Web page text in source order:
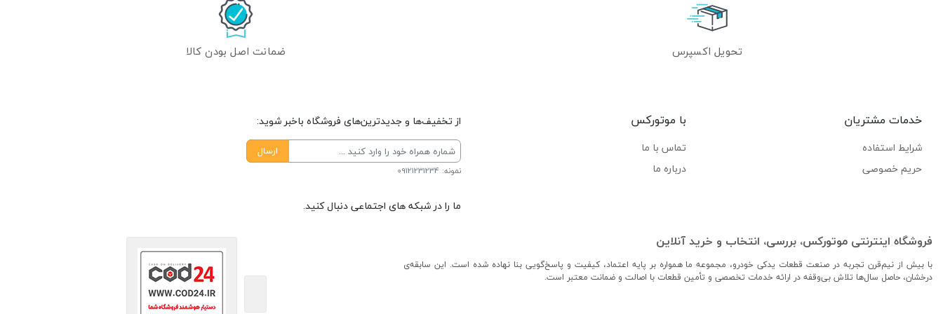
تحویل اکسپرس ضمانت اصل بودن کالا
خدمات مشتریان
شرایط استفاده
حریم خصوصی
با موتورکس
تماس با ما
درباره ما
از تخفیف‌ها و جدیدترین‌های فروشگاه باخبر شوید:
ارسال
نمونه: 09121231234
ما را در شبکه های اجتماعی دنبال کنید.
فروشگاه اینترنتی موتورکس، بررسی، انتخاب و خرید آنلاین
با بیش از نیم‌قرن تجربه در صنعت قطعات یدکی خودرو، مجموعه ما همواره بر پایه اعتماد، کیفیت و پاسخ‌گویی بنا نهاده شده است. این سابقه‌ی
درخشان، حاصل سال‌ها تلاش بی‌وقفه در ارائه خدمات تخصصی و تأمین قطعات با اصالت و ضمانت معتبر است.